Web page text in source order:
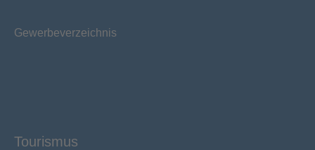
Gewerbeverzeichnis
Tourismus